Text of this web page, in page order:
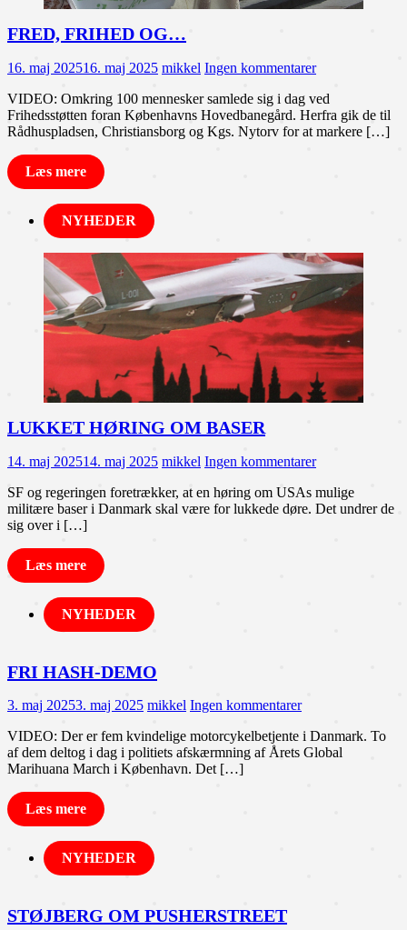
FRED, FRIHED OG…
16. maj 202516. maj 2025 mikkel Ingen kommentarer
VIDEO: Omkring 100 mennesker samlede sig i dag ved
Frihedsstøtten foran Københavns Hovedbanegård. Herfra gik de til
Rådhuspladsen, Christiansborg og Kgs. Nytorv for at markere […]
Læs mere
NYHEDER
LUKKET HØRING OM BASER
14. maj 202514. maj 2025 mikkel Ingen kommentarer
SF og regeringen foretrækker, at en høring om USAs mulige
militære baser i Danmark skal være for lukkede døre. Det undrer de
sig over i […]
Læs mere
NYHEDER
FRI HASH-DEMO
3. maj 20253. maj 2025 mikkel Ingen kommentarer
VIDEO: Der er fem kvindelige motorcykelbetjente i Danmark. To
af dem deltog i dag i politiets afskærmning af Årets Global
Marihuana March i København. Det […]
Læs mere
NYHEDER
STØJBERG OM PUSHERSTREET